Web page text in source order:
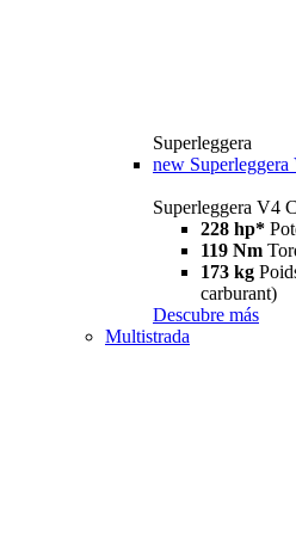
Superleggera
new
Superleggera V4
228 hp*
119 Nm
173 kg
carburant)
Descubre más
Multistrada